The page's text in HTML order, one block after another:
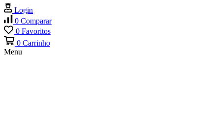
Login
0 Comparar
0 Favoritos
0 Carrinho
Menu